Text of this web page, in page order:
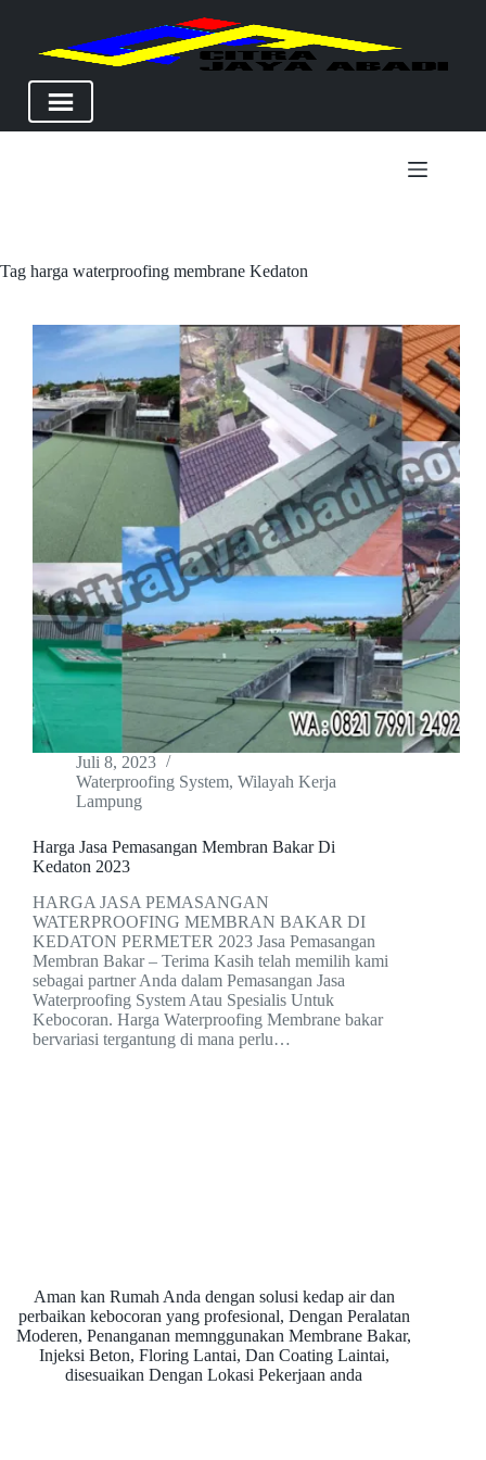
Tag harga waterproofing membrane Kedaton
Juli 8, 2023
Waterproofing System, Wilayah Kerja
Lampung
Harga Jasa Pemasangan Membran Bakar Di
Kedaton 2023
HARGA JASA PEMASANGAN
WATERPROOFING MEMBRAN BAKAR DI
KEDATON PERMETER 2023 Jasa Pemasangan
Membran Bakar – Terima Kasih telah memilih kami
sebagai partner Anda dalam Pemasangan Jasa
Waterproofing System Atau Spesialis Untuk
Kebocoran. Harga Waterproofing Membrane bakar
bervariasi tergantung di mana perlu…
Aman kan Rumah Anda dengan solusi kedap air dan
perbaikan kebocoran yang profesional, Dengan Peralatan
Moderen, Penanganan memnggunakan Membrane Bakar,
Injeksi Beton, Floring Lantai, Dan Coating Laintai,
disesuaikan Dengan Lokasi Pekerjaan anda